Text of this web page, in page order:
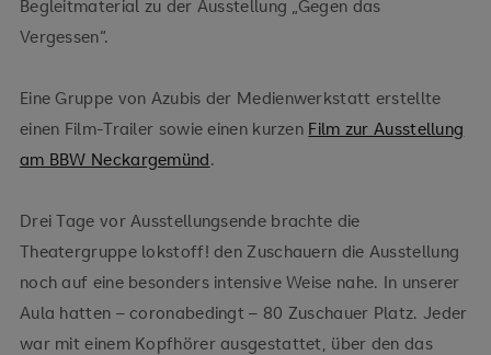
Begleitmaterial zu der Ausstellung „Gegen das
Vergessen“.
Eine Gruppe von Azubis der Medienwerkstatt erstellte
einen Film-Trailer sowie einen kurzen Film zur Ausstellung
am BBW Neckargemünd.
Drei Tage vor Ausstellungsende brachte die
Theatergruppe lokstoff! den Zuschauern die Ausstellung
noch auf eine besonders intensive Weise nahe. In unserer
Aula hatten – coronabedingt – 80 Zuschauer Platz. Jeder
war mit einem Kopfhörer ausgestattet, über den das